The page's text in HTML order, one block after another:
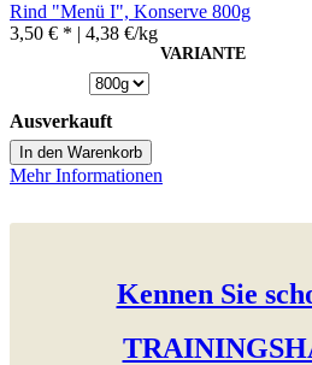
Rind "Menü I", Konserve 800g
3,50 € *
| 4,38 €/kg
VARIANTE
Ausverkauft
In den Warenkorb
Mehr Informationen
Kennen Sie